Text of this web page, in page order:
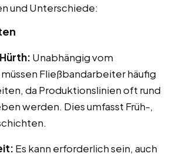
und Unterschiede:
Unabhängig vom
Fließbandarbeiter häufig
da Produktionslinien oft rund
werden. Dies umfasst Früh-,
Es kann erforderlich sein, auch